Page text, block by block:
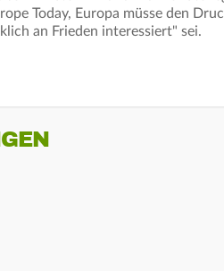
Today, Europa müsse den
an Frieden interessiert" sei.